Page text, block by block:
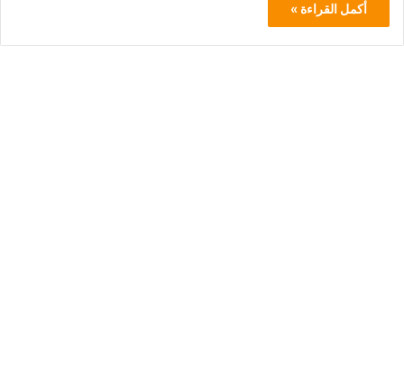
أكمل القراءة »